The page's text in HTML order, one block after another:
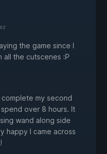
the game since I
all the cutscenes :P
my second
over 8 hours. It
wand along side
happy I came across